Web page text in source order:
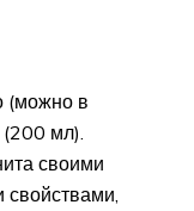
(можно в
мл).
своими